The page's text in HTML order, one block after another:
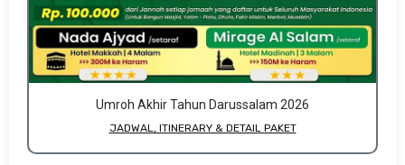
Umroh Akhir Tahun Darussalam 2026
JADWAL, ITINERARY & DETAIL PAKET